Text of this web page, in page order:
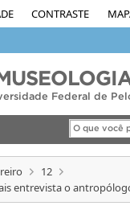
CONTRASTE
Federal de
12
entrevista o